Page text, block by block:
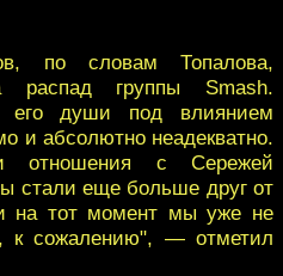
по словам Топалова,
распад группы Smash.
его души под влиянием
и абсолютно неадекватно.
с Сережей
стали еще больше друг от
и на тот момент мы уже не
к сожалению", — отметил